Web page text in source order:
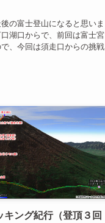
の富士登山になると思いま
湖口からで、前回は富士宮
、今回は須走口からの挑戦
キング紀行（登頂３回